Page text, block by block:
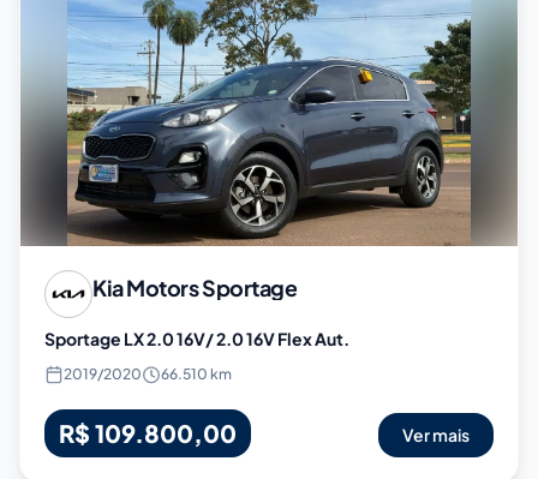
Kia MotorsSportage
Sportage LX 2.0 16V/ 2.0 16V Flex Aut.
2019/2020 66.510 km
R$ 109.800,00 Ver mais